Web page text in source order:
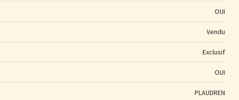
OUI
Vendu
Exclusif
OUI
PLAUDREN